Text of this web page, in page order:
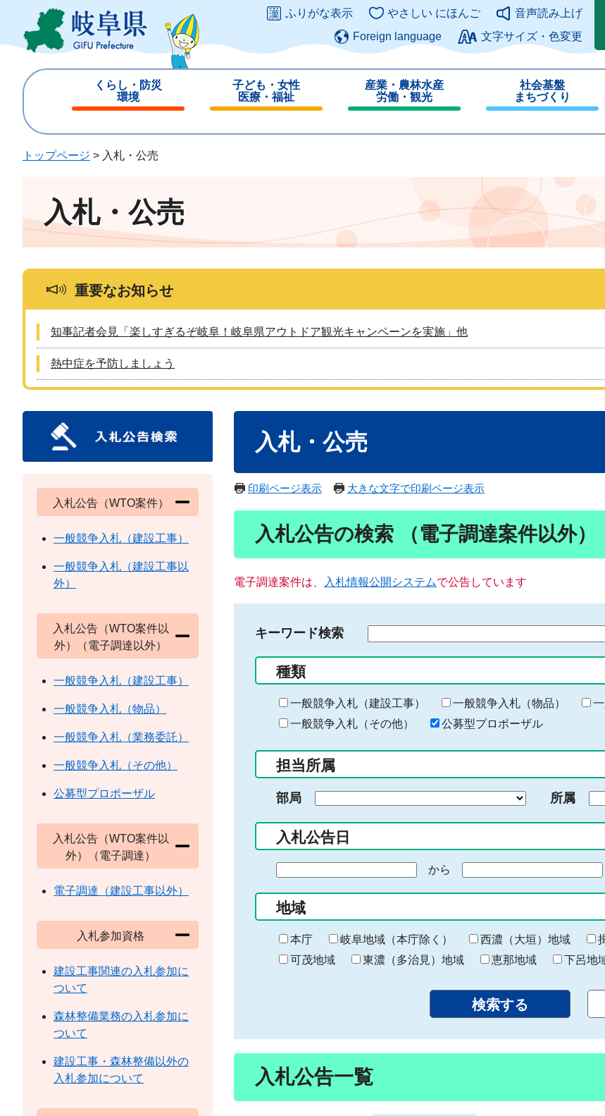
ジ
ュ
このページの本文へ
ふりがな表示 やさしい にほんご
音声読み上げ
Foreign language
文字サイズ・色変更
くらし・防災
環境
じ
子ども・女性
医療・福祉
じ
産業・農林水産
労働・観光
じ
社会基盤
まちづくり
じ
トップページ > 入札・公売
入札・公売
重要なお知らせ
知事記者会見「楽しすぎるぞ岐阜！岐阜県アウトドア観光キャンペーンを実施」他
熱中症を予防しましょう
入札・公売
印刷ページ表示 大きな文字で印刷ページ表示
入札公告の検索 （電子調達案件以外）
電子調達案件は、 入札情報公開システムで公告しています
キーワード検索
る
キ
ー
ー
入
力
種類
一般競争入札（建設工事） 一般競争入札（物品）
一般競争入札（その他）
公募型プロポーザル
担当所属
部局 所属
入札公告日
の
始
ま
り
から
終
わ
り
地域
本庁 岐阜地域（本庁除く） 西濃（大垣）地域
可茂地域
東濃（多治見）地域 恵那地域 下呂地
入札公告一覧
入札公告（WTO案件）
一般競争入札（建設工事）
一般競争入札（建設工事以
外）
入札公告（WTO案件以
外）（電子調達以外）
一般競争入札（建設工事）
一般競争入札（物品）
一般競争入札（業務委託）
一般競争入札（その他）
公募型プロポーザル
入札公告（WTO案件以
外）（電子調達）
電子調達（建設工事以外）
入札参加資格
建設工事関連の入札参加に
ついて
森林整備業務の入札参加に
ついて
建設工事・森林整備以外の
入札参加について